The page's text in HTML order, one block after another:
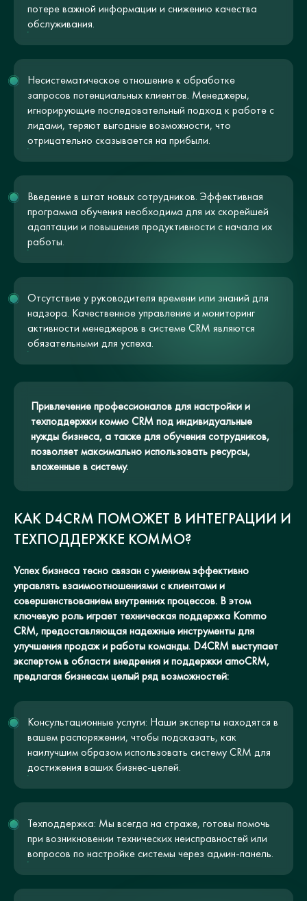
потере важной информации и снижению качества
обслуживания.
Несистематическое отношение к обработке
запросов потенциальных клиентов. Менеджеры,
игнорирующие последовательный подход к работе с
лидами, теряют выгодные возможности, что
отрицательно сказывается на прибыли.
Введение в штат новых сотрудников. Эффективная
программа обучения необходима для их скорейшей
адаптации и повышения продуктивности с начала их
работы.
Отсутствие у руководителя времени или знаний для
надзора. Качественное управление и мониторинг
активности менеджеров в системе CRM являются
обязательными для успеха.
Привлечение профессионалов для настройки и
техподдержки коммо CRM под индивидуальные
нужды бизнеса, а также для обучения сотрудников,
позволяет максимально использовать ресурсы,
вложенные в систему.
КАК D4CRM ПОМОЖЕТ В ИНТЕГРАЦИИ И
ТЕХПОДДЕРЖКЕ КОММО?
Успех бизнеса тесно связан с умением эффективно
управлять взаимоотношениями с клиентами и
совершенствованием внутренних процессов. В этом
ключевую роль играет техническая поддержка Kommo
CRM, предоставляющая надежные инструменты для
улучшения продаж и работы команды. D4CRM выступает
экспертом в области внедрения и поддержки amoCRM,
предлагая бизнесам целый ряд возможностей:
Консультационные услуги: Наши эксперты находятся в
вашем распоряжении, чтобы подсказать, как
наилучшим образом использовать систему CRM для
достижения ваших бизнес-целей.
Техподдержка: Мы всегда на страже, готовы помочь
при возникновении технических неисправностей или
вопросов по настройке системы через админ-панель.